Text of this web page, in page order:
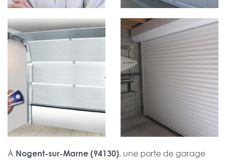
À Nogent-sur-Marne (94130), une porte de garage